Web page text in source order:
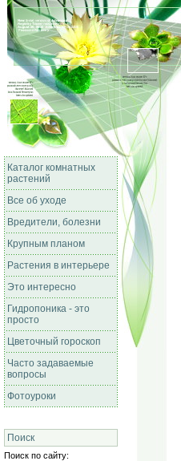
Каталог комнатных
растений
Все об уходе
Вредители, болезни
Крупным планом
Растения в интерьере
Это интересно
Гидропоника - это
просто
Цветочный гороскоп
Часто задаваемые
вопросы
Фотоуроки
Поиск
Поиск по сайту: